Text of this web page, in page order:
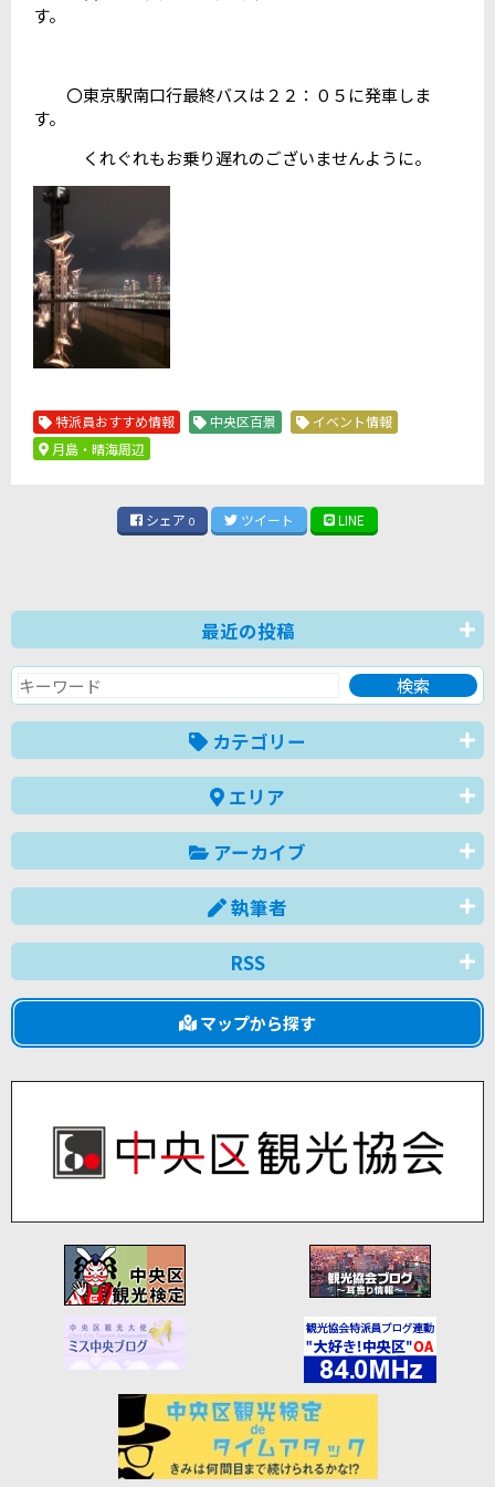
す。
〇東京駅南口行最終バスは２２：０５に発車しま
す。
くれぐれもお乗り遅れのございませんように。
特派員おすすめ情報 中央区百景
イベント情報
月島・晴海周辺
シェア 0 ツイート LINE
最近の投稿
カテゴリー
エリア
アーカイブ
執筆者
RSS
マップから探す